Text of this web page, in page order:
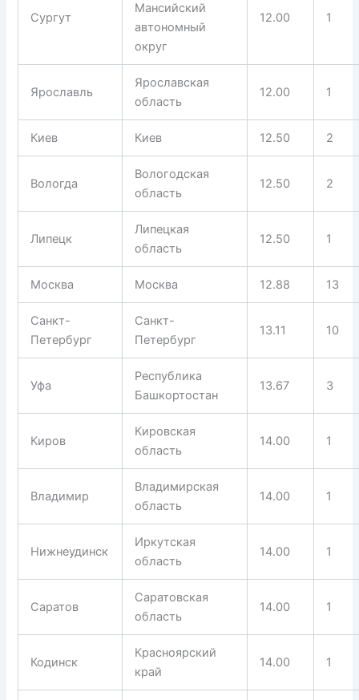
Сургут
Мансийский
автономный
округ
12.00 1
Ярославль
Ярославская
область
12.00 1
Киев Киев 12.50 2
Вологда
Вологодская
область
12.50 2
Липецк
Липецкая
область
12.50 1
Москва Москва 12.88 13
Санкт-
Петербург
Санкт-
Петербург
13.11 10
Уфа
Республика
Башкортостан
13.67 3
Киров
Кировская
область
14.00 1
Владимир
Владимирская
область
14.00 1
Нижнеудинск
Иркутская
область
14.00 1
Саратов
Саратовская
область
14.00 1
Кодинск
Красноярский
край
14.00 1